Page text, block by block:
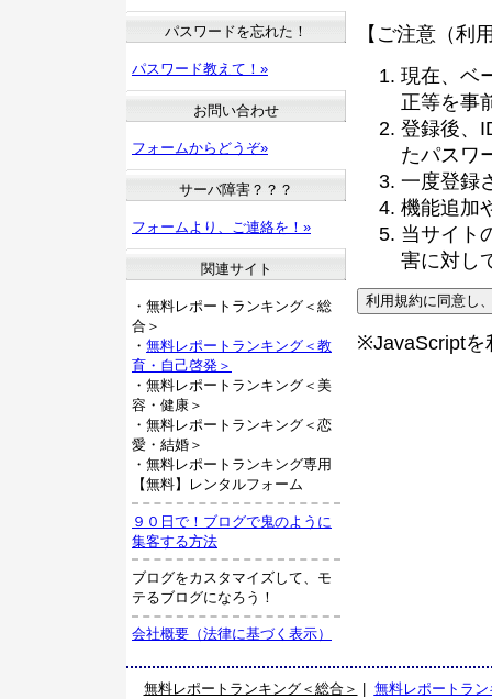
【ご注意（利
現在、ベ
正等を事
登録後、
たパスワ
一度登録
機能追加
当サイト
害に対し
※JavaScriptを
パスワードを忘れた！
パスワード教えて！»
お問い合わせ
フォームからどうぞ»
サーバ障害？？？
フォームより、ご連絡を！»
関連サイト
・無料レポートランキング＜総
合＞
・ 無料レポートランキング＜教
育・自己啓発＞
・無料レポートランキング＜美
容・健康＞
・無料レポートランキング＜恋
愛・結婚＞
・無料レポートランキング専用
【無料】レンタルフォーム
９０日で！ブログで鬼のように
集客する方法
ブログをカスタマイズして、モ
テるブログになろう！
会社概要（法律に基づく表示）
無料レポートランキング＜総合＞
無料レポートラ